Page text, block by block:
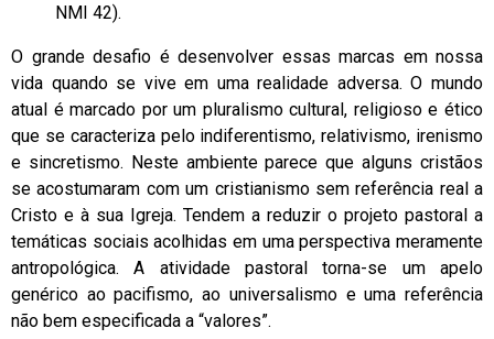
NMI 42).
O grande desafio é desenvolver essas marcas em nossa
vida quando se vive em uma realidade adversa. O mundo
atual é marcado por um pluralismo cultural, religioso e ético
que se caracteriza pelo indiferentismo, relativismo, irenismo
e sincretismo. Neste ambiente parece que alguns cristãos
se acostumaram com um cristianismo sem referência real a
Cristo e à sua Igreja. Tendem a reduzir o projeto pastoral a
temáticas sociais acolhidas em uma perspectiva meramente
antropológica. A atividade pastoral torna-se um apelo
genérico ao pacifismo, ao universalismo e uma referência
não bem especificada a “valores”.